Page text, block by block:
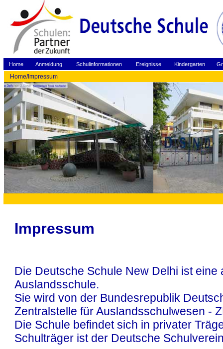
Home Anmeldung Schulinformationen Ereignisse Kindergarten
Home/Impressum
Impressum
Die Deutsche Schule New Delhi ist eine
Auslandsschule.
Sie wird von der Bundesrepublik
Zentralstelle für Auslandsschulwesen -
Die Schule befindet sich in privater
Schulträger ist der Deutsche